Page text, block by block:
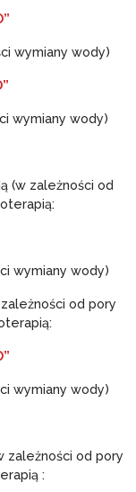
wymiany wody)
wymiany wody)
zależności od
wymiany wody)
od pory
wymiany wody)
od pory
: